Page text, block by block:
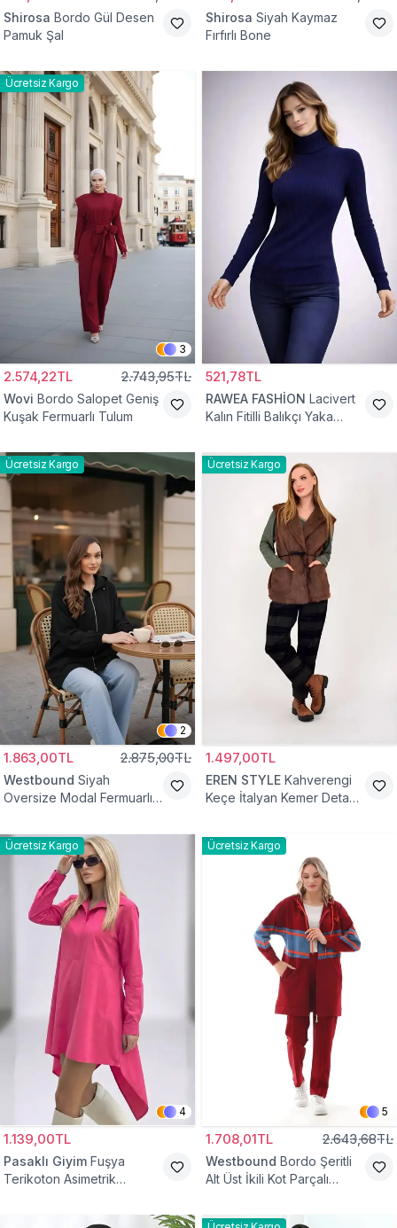
Shirosa Bordo Gül Desen
Pamuk Şal
Shirosa Siyah Kaymaz
Fırfırlı Bone
Ücretsiz Kargo
3
2.574,22TL 2.743,95TL
Wovi Bordo Salopet Geniş
Kuşak Fermuarlı Tulum
521,78TL
RAWEA FASHİON Lacivert
Kalın Fitilli Balıkçı Yaka
Ücretsiz Kargo
2
1.863,00TL 2.875,00TL
Westbound Siyah
Oversize Modal Fermuarlı
Ücretsiz Kargo
1.497,00TL
EREN STYLE Kahverengi
Keçe İtalyan Kemer Detaylı
Ücretsiz Kargo
4
1.139,00TL
Pasaklı Giyim Fuşya
Terikoton Asimetrik
Ücretsiz Kargo
5
1.708,01TL 2.643,68TL
Westbound Bordo Şeritli
Alt Üst İkili Kot Parçalı